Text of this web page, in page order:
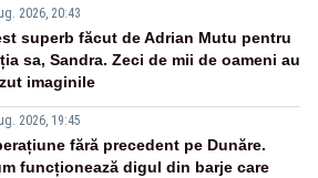
2026, 20:43
superb făcut de Adrian Mutu pentru
sa, Sandra. Zeci de mii de oameni au
imaginile
2026, 19:45
fără precedent pe Dunăre.
funcționează digul din barje care